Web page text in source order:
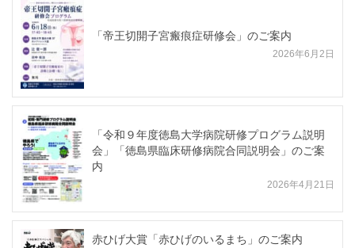
「帝王切開子宮瘢痕症研修会」のご案内
2026年6月2日
「令和９年度徳島大学病院研修プログラム説明
会」「徳島県臨床研修病院合同説明会」のご案
内
2026年4月21日
赤ひげ大賞「赤ひげのいるまち」のご案内